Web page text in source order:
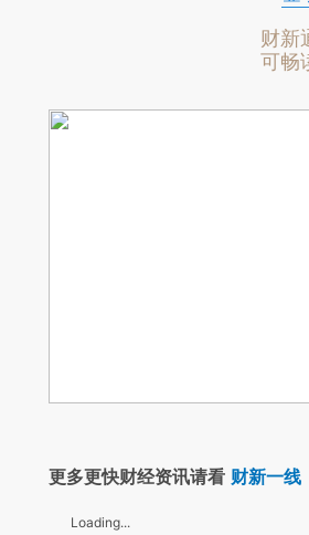
财新
可畅
更多更快财经资讯请看 财新一线
Loading...